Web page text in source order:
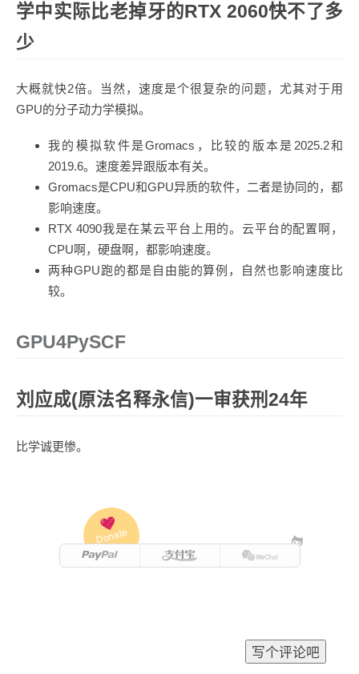
学中实际比老掉牙的RTX 2060快不了多
少
大概就快2倍。当然，速度是个很复杂的问题，尤其对于用
GPU的分子动力学模拟。
我的模拟软件是Gromacs，比较的版本是2025.2和
2019.6。速度差异跟版本有关。
Gromacs是CPU和GPU异质的软件，二者是协同的，都
影响速度。
RTX 4090我是在某云平台上用的。云平台的配置啊，
CPU啊，硬盘啊，都影响速度。
两种GPU跑的都是自由能的算例，自然也影响速度比
较。
GPU4PySCF
刘应成(原法名释永信)一审获刑24年
比学诚更惨。
Donate